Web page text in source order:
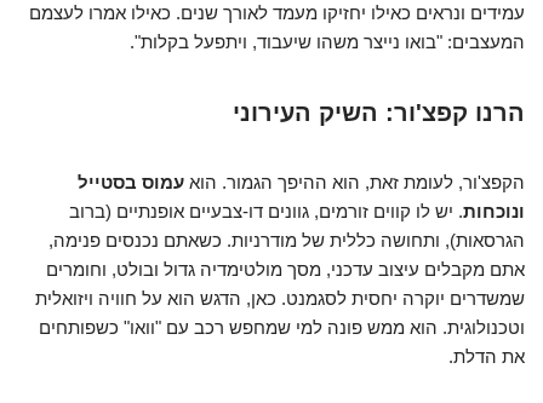
עמידים ונראים כאילו יחזיקו מעמד לאורך שנים. כאילו אמרו לעצמם
המעצבים: "בואו נייצר משהו שיעבוד, ויתפעל בקלות".
הרנו קפצ'ור: השיק העירוני
הקפצ'ור, לעומת זאת, הוא ההיפך הגמור. הוא עמוס בסטייל
ונוכחות. יש לו קווים זורמים, גוונים דו-צבעיים אופנתיים (ברוב
הגרסאות), ותחושה כללית של מודרניות. כשאתם נכנסים פנימה,
אתם מקבלים עיצוב עדכני, מסך מולטימדיה גדול ובולט, וחומרים
שמשדרים יוקרה יחסית לסגמנט. כאן, הדגש הוא על חוויה ויזואלית
וטכנולוגית. הוא ממש פונה למי שמחפש רכב עם "וואו" כשפותחים
את הדלת.